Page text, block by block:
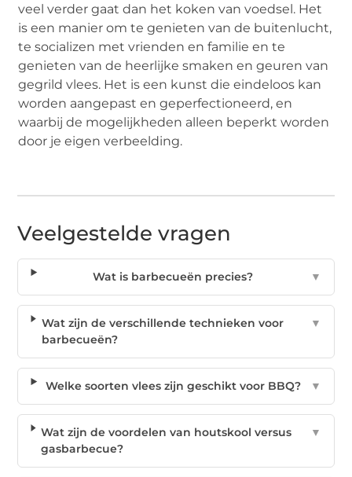
veel verder gaat dan het koken van voedsel. Het
is een manier om te genieten van de buitenlucht,
te socializen met vrienden en familie en te
genieten van de heerlijke smaken en geuren van
gegrild vlees. Het is een kunst die eindeloos kan
worden aangepast en geperfectioneerd, en
waarbij de mogelijkheden alleen beperkt worden
door je eigen verbeelding.
Veelgestelde vragen
Wat is barbecueën precies? ▼
Wat zijn de verschillende technieken voor
barbecueën?
▼
Welke soorten vlees zijn geschikt voor BBQ? ▼
Wat zijn de voordelen van houtskool versus
gasbarbecue?
▼